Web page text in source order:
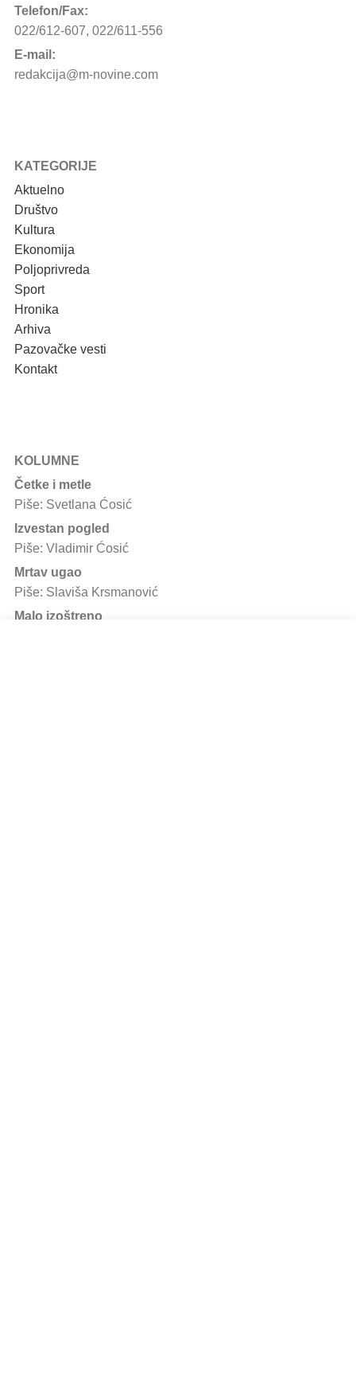
Telefon/Fax:
022/612-607, 022/611-556
E-mail:
redakcija@m-novine.com
KATEGORIJE
Aktuelno
Društvo
Kultura
Ekonomija
Poljoprivreda
Sport
Hronika
Arhiva
Pazovačke vesti
Kontakt
KOLUMNE
Četke i metle
Piše: Svetlana Ćosić
Izvestan pogled
Piše: Vladimir Ćosić
Mrtav ugao
Piše: Slaviša Krsmanović
Malo izoštreno